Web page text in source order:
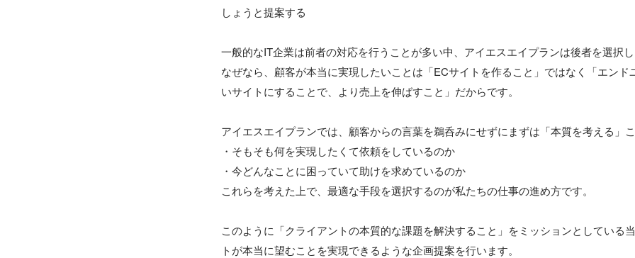
しょうと提案する
一般的なIT企業は前者の対応を行うことが多い中、アイエスエイプランは後者を選択し
なぜなら、顧客が本当に実現したいことは「ECサイトを作ること」ではなく「エンド
いサイトにすることで、より売上を伸ばすこと」だからです。
アイエスエイプランでは、顧客からの言葉を鵜呑みにせずにまずは「本質を考える」こ
・そもそも何を実現したくて依頼をしているのか
・今どんなことに困っていて助けを求めているのか
これらを考えた上で、最適な手段を選択するのが私たちの仕事の進め方です。
このように「クライアントの本質的な課題を解決すること」をミッションとしている
トが本当に望むことを実現できるような企画提案を行います。